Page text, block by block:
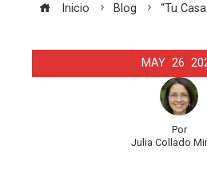
Inicio Blog “Tu
MAY 26
Por
Julia Collado